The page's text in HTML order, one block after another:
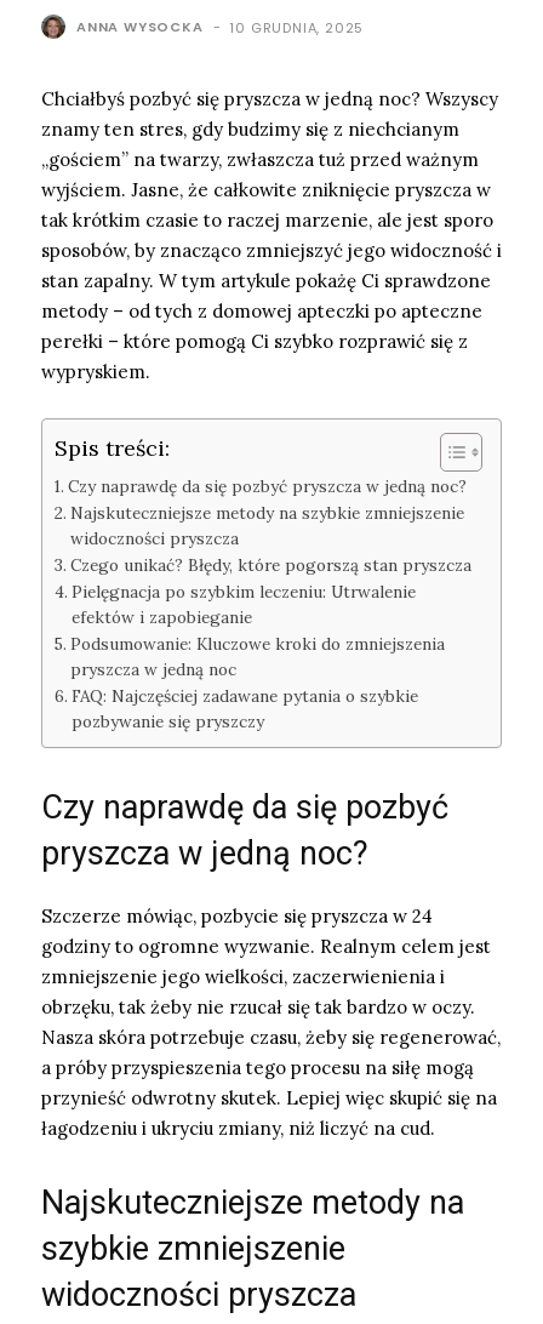
ANNA WYSOCKA - 10 GRUDNIA, 2025
Chciałbyś pozbyć się pryszcza w jedną noc? Wszyscy
znamy ten stres, gdy budzimy się z niechcianym
„gościem” na twarzy, zwłaszcza tuż przed ważnym
wyjściem. Jasne, że całkowite zniknięcie pryszcza w
tak krótkim czasie to raczej marzenie, ale jest sporo
sposobów, by znacząco zmniejszyć jego widoczność i
stan zapalny. W tym artykule pokażę Ci sprawdzone
metody – od tych z domowej apteczki po apteczne
perełki – które pomogą Ci szybko rozprawić się z
wypryskiem.
Spis treści:
Czy naprawdę da się pozbyć pryszcza w jedną noc?
Najskuteczniejsze metody na szybkie zmniejszenie
widoczności pryszcza
Czego unikać? Błędy, które pogorszą stan pryszcza
Pielęgnacja po szybkim leczeniu: Utrwalenie
efektów i zapobieganie
Podsumowanie: Kluczowe kroki do zmniejszenia
pryszcza w jedną noc
FAQ: Najczęściej zadawane pytania o szybkie
pozbywanie się pryszczy
Czy naprawdę da się pozbyć
pryszcza w jedną noc?
Szczerze mówiąc, pozbycie się pryszcza w 24
godziny to ogromne wyzwanie. Realnym celem jest
zmniejszenie jego wielkości, zaczerwienienia i
obrzęku, tak żeby nie rzucał się tak bardzo w oczy.
Nasza skóra potrzebuje czasu, żeby się regenerować,
a próby przyspieszenia tego procesu na siłę mogą
przynieść odwrotny skutek. Lepiej więc skupić się na
łagodzeniu i ukryciu zmiany, niż liczyć na cud.
Najskuteczniejsze metody na
szybkie zmniejszenie
widoczności pryszcza